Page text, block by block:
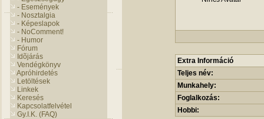
- Események
- Nosztalgia
- Képeslapok
- NoComment!
- Humor
Fórum
Idõjárás
Vendégkönyv
Apróhirdetés
Letöltések
Linkek
Keresés
Kapcsolatfelvétel
Gy.I.K. (FAQ)
Extra Információ
Teljes név:
Munkahely:
Foglalkozás:
Hobbi: